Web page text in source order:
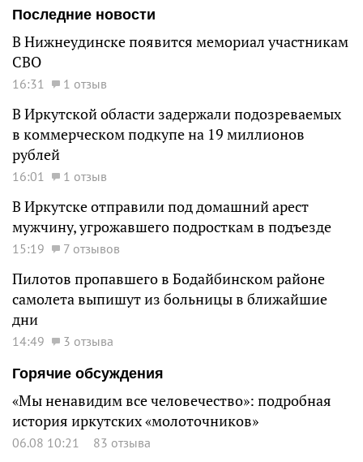
Последние новости
В Нижнеудинске появится мемориал участникам
СВО
16:31 1 отзыв
В Иркутской области задержали подозреваемых
в коммерческом подкупе на 19 миллионов
рублей
16:01 1 отзыв
В Иркутске отправили под домашний арест
мужчину, угрожавшего подросткам в подъезде
15:19 7 отзывов
Пилотов пропавшего в Бодайбинском районе
самолета выпишут из больницы в ближайшие
дни
14:49
3 отзыва
Горячие обсуждения
«Мы ненавидим все человечество»: подробная
история иркутских «молоточников»
06.08 10:21 83 отзыва